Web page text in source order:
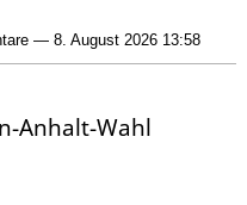
— 8. August 2026 13:58
Anhalt-Wahl